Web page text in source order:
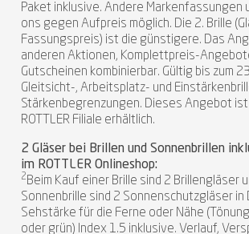
Paket inklusive. Andere Markenfassungen
ons gegen Aufpreis möglich. Die 2. Brille
Fassungspreis) ist die günstigere. Das
anderen Aktionen, Komplettpreis-
Gutscheinen kombinierbar. Gültig bis zum
Gleitsicht-, Arbeitsplatz- und
Stärkenbegrenzungen. Dieses Angebot ist
ROTTLER Filiale erhältlich.
2 Gläser bei Brillen und Sonnenbrillen
im ROTTLER Onlineshop:
2 Beim Kauf einer Brille sind 2 Brillengläser
Sonnenbrille sind 2 Sonnenschutzgläser in
Sehstärke für die Ferne oder Nähe
oder grün) Index 1.5 inklusive. Verlauf,